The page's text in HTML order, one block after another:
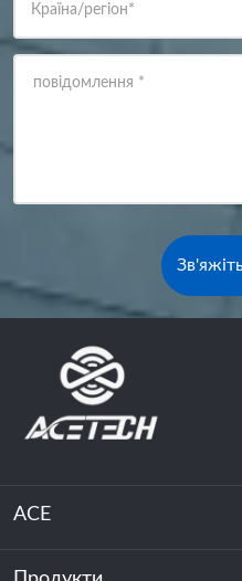
Країна/регіон*
повідомлення *
ACE